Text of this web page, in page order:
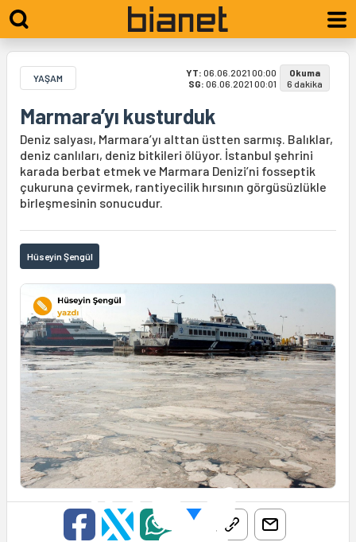
YAŞAM YT: 06.06.2021 00:00
SG: 06.06.2021 00:01
Okuma
6 dakika
Marmara’yı kusturduk
Deniz salyası, Marmara’yı alttan üstten sarmış. Balıklar,
deniz canlıları, deniz bitkileri ölüyor. İstanbul şehrini
karada berbat etmek ve Marmara Denizi’ni fosseptik
çukuruna çevirmek, rantiyecilik hırsının görgüsüzlükle
birleşmesinin sonucudur.
Hüseyin Şengül